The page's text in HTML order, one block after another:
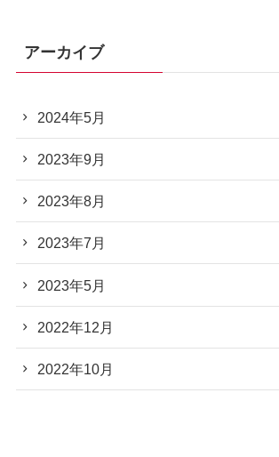
アーカイブ
2024年5月
2023年9月
2023年8月
2023年7月
2023年5月
2022年12月
2022年10月